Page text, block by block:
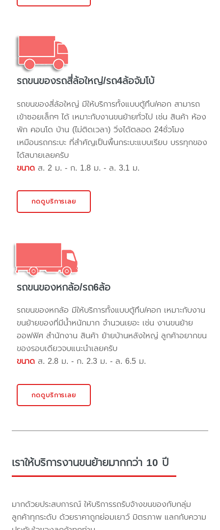
รถขนของรถสี่ล้อใหญ่/รถ4ล้อจัมโบ้
รถขนของสี่ล้อใหญ่ มีให้บริการทั้งแบบตู้ทึบ/คอก สามารถ
เข้าซอยเล็กๆ ได้ เหมาะกับงานขนย้ายทั่วไป เช่น สินค้า ห้อง
พัก คอนโด บ้าน (ไม่ติดเวลา) วิ่งได้ตลอด 24ชั่วโมง
เหมือนรถกระบะ ที่สำคัญเป็นพื้นกระบะแบบเรียบ บรรทุกของ
ได้สบายเลยครับ
ขนาด ส. 2 ม. - ก. 1.8 ม. - ล. 3.1 ม.
กดดูบริการเลย
รถขนของหกล้อ/รถ6ล้อ
รถขนของหกล้อ มีให้บริการทั้งแบบตู้ทึบ/คอก เหมาะกับงาน
ขนย้ายของที่มีน้ำหนักมาก จำนวนเยอะ เช่น งานขนย้าย
ออฟฟิศ สำนักงาน สินค้า ย้ายบ้านหลังใหญ่ ลูกค้าอยากขน
ของรอบเดียวจบแนะนำเลยครับ
ขนาด ส. 2.8 ม. - ก. 2.3 ม. - ล. 6.5 ม.
กดดูบริการเลย
เราให้บริการงานขนย้ายมากกว่า 10 ปี
มากด้วยประสบการณ์ ให้บริการรถรับจ้างขนของกับกลุ่ม
ลูกค้าทุกระดับ ด้วยราคาถูกย่อมเยาว์ มิตรภาพ แลกกับความ